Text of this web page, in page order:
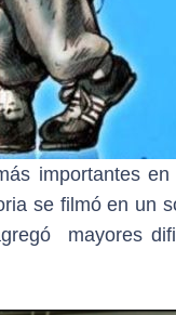
importantes
se filmó en un
mayores